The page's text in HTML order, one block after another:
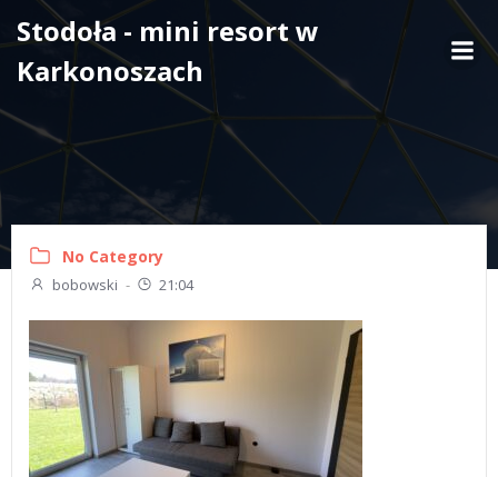
Skip
to
content
Stodoła - mini resort w
Karkonoszach
No Category
bobowski - 21:04